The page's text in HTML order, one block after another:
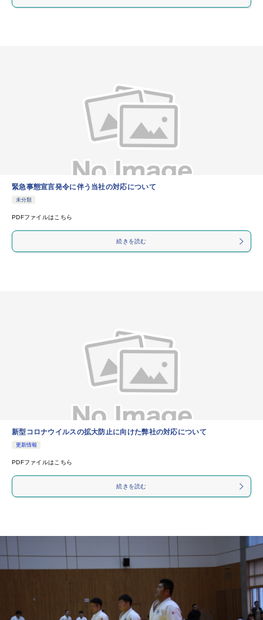
緊急事態宣言発令に伴う当社の対応について
未分類
PDFファイルはこちら
続きを読む
新型コロナウイルスの拡大防止に向けた弊社の対応について
更新情報
PDFファイルはこちら
続きを読む